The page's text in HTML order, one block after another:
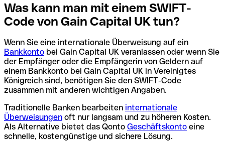
Was kann man mit einem SWIFT-
Code von Gain Capital UK tun?
Wenn Sie eine internationale Überweisung auf ein
Bankkonto bei Gain Capital UK veranlassen oder wenn Sie
der Empfänger oder die Empfängerin von Geldern auf
einem Bankkonto bei Gain Capital UK in Vereinigtes
Königreich sind, benötigen Sie den SWIFT-Code
zusammen mit anderen wichtigen Angaben.
Traditionelle Banken bearbeiten internationale
Überweisungen oft nur langsam und zu höheren Kosten.
Als Alternative bietet das Qonto Geschäftskonto eine
schnelle, kostengünstige und sichere Lösung.